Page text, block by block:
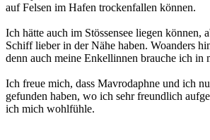
auf Felsen im Hafen trockenfallen können.
Ich hätte auch im Stössensee liegen können,
Schiff lieber in der Nähe haben. Woanders
denn auch meine Enkellinnen brauche ich in
Ich freue mich, dass Mavrodaphne und ich
gefunden haben, wo ich sehr freundlich
ich mich wohlfühle.